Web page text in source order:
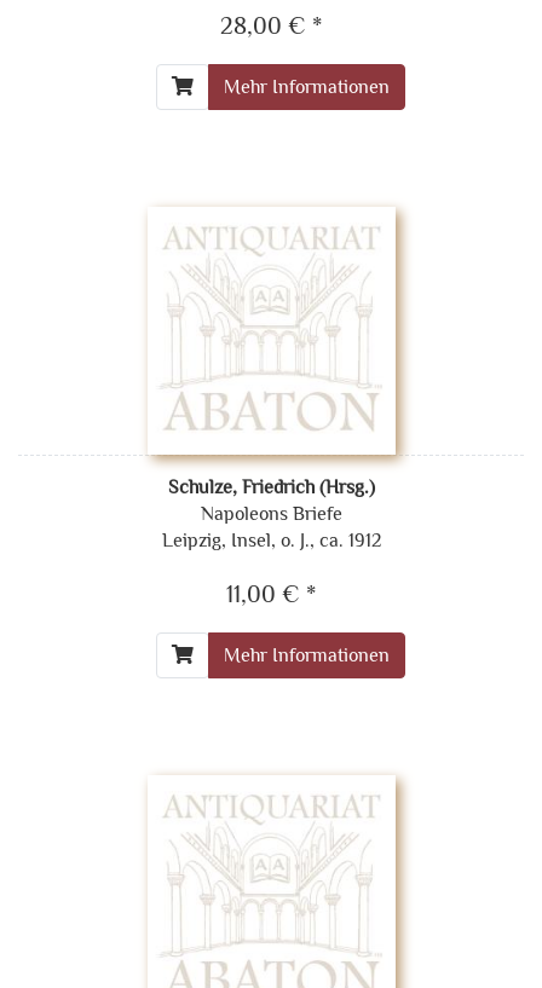
28,00 € *
Mehr Informationen
Schulze, Friedrich (Hrsg.)
Napoleons Briefe
Leipzig, Insel, o. J., ca. 1912
11,00 € *
Mehr Informationen